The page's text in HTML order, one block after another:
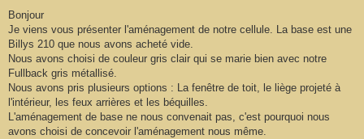
s
a
g
Bonjour
Je viens vous présenter l'aménagement de notre cellule. La base est une
Billys 210 que nous avons acheté vide.
Nous avons choisi de couleur gris clair qui se marie bien avec notre
Fullback gris métallisé.
Nous avons pris plusieurs options : La fenêtre de toit, le liège projeté à
l'intérieur, les feux arrières et les béquilles.
L'aménagement de base ne nous convenait pas, c'est pourquoi nous
avons choisi de concevoir l'aménagement nous même.